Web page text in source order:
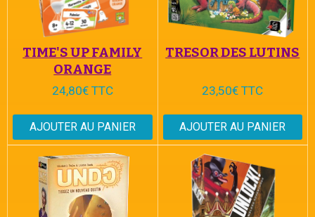
TIME'S UP FAMILY
ORANGE
24,80€ TTC
AJOUTER AU PANIER
TRESOR DES LUTINS
23,50€ TTC
AJOUTER AU PANIER